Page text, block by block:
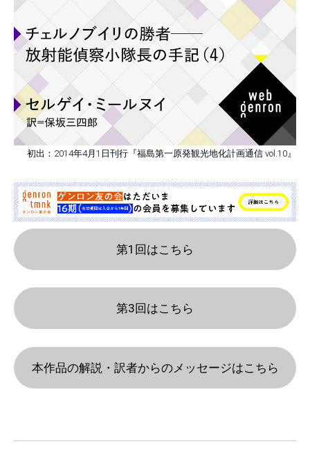
初出：2014年4月1日刊行『福島第一原発観光地化計画通信 vol.10』
第1回はこちら
第3回はこちら
本作品の解説・訳者からのメッセージはこちら